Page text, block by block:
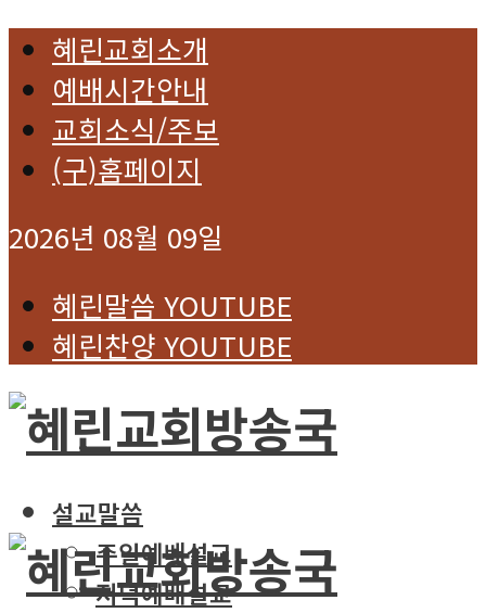
혜린교회소개
예배시간안내
교회소식/주보
(구)홈페이지
2026년 08월 09일
혜린말씀 YOUTUBE
혜린찬양 YOUTUBE
설교말씀
주일예배설교
저녁예배설교